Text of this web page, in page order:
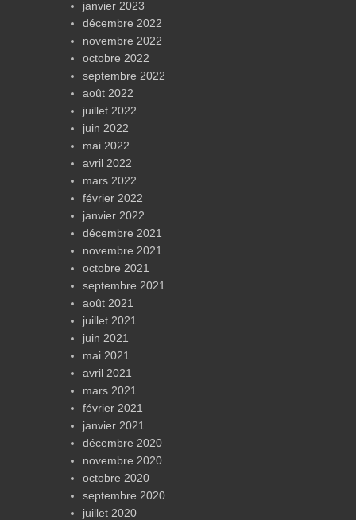
janvier 2023
décembre 2022
novembre 2022
octobre 2022
septembre 2022
août 2022
juillet 2022
juin 2022
mai 2022
avril 2022
mars 2022
février 2022
janvier 2022
décembre 2021
novembre 2021
octobre 2021
septembre 2021
août 2021
juillet 2021
juin 2021
mai 2021
avril 2021
mars 2021
février 2021
janvier 2021
décembre 2020
novembre 2020
octobre 2020
septembre 2020
juillet 2020